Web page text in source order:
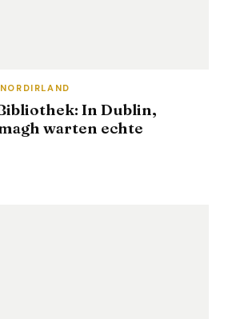
In Dublin,
warten echte